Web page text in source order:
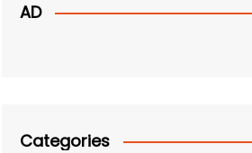
AD
Categories